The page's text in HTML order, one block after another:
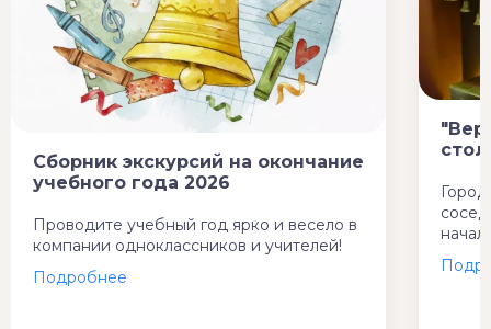
Сборник экскурсий на окончание
учебного года 2026
Проводите учебный год ярко и весело в
компании одноклассников и учителей!